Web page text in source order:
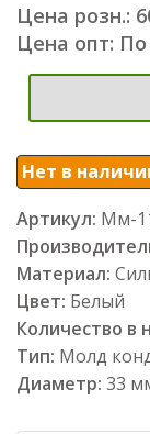
Цена розн.:
Цена опт: По
Нет в
Артикул: Мм-
Материал:
Цвет: Белый
Количество в
Тип: Молд
Диаметр: 33